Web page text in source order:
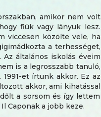
amikor nem volt
fiúk vagy lányuk lesz.
viccesen közölte vele, ha
a terhességet,
Az általános iskolás éveim
is a legrosszabb tanuló,
et írtunk akkor. Ez az
akkor, ami kihatással
a sorsom és így lettem
Caponak a jobb keze.